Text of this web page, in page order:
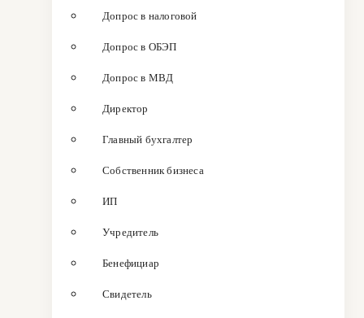
Допрос в налоговой
Допрос в ОБЭП
Допрос в МВД
Директор
Главный бухгалтер
Собственник бизнеса
ИП
Учредитель
Бенефициар
Свидетель